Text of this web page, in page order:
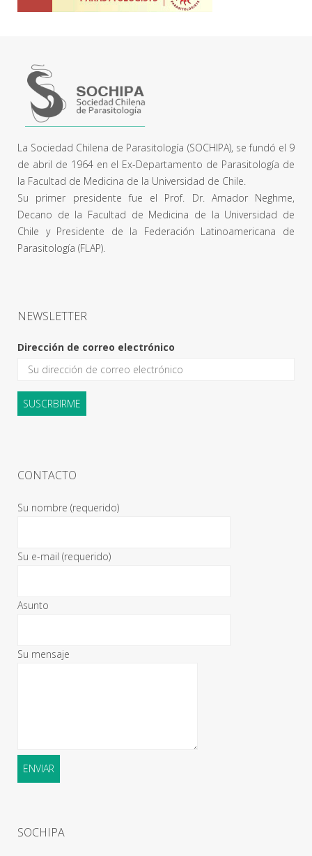
La Sociedad Chilena de Parasitología (SOCHIPA), se fundó el 9
de abril de 1964 en el Ex-Departamento de Parasitología de
la Facultad de Medicina de la Universidad de Chile.
Su primer presidente fue el Prof. Dr. Amador Neghme,
Decano de la Facultad de Medicina de la Universidad de
Chile y Presidente de la Federación Latinoamericana de
Parasitología (FLAP).
NEWSLETTER
Dirección de correo electrónico
CONTACTO
Su nombre (requerido)
Su e-mail (requerido)
Asunto
Su mensaje
SOCHIPA